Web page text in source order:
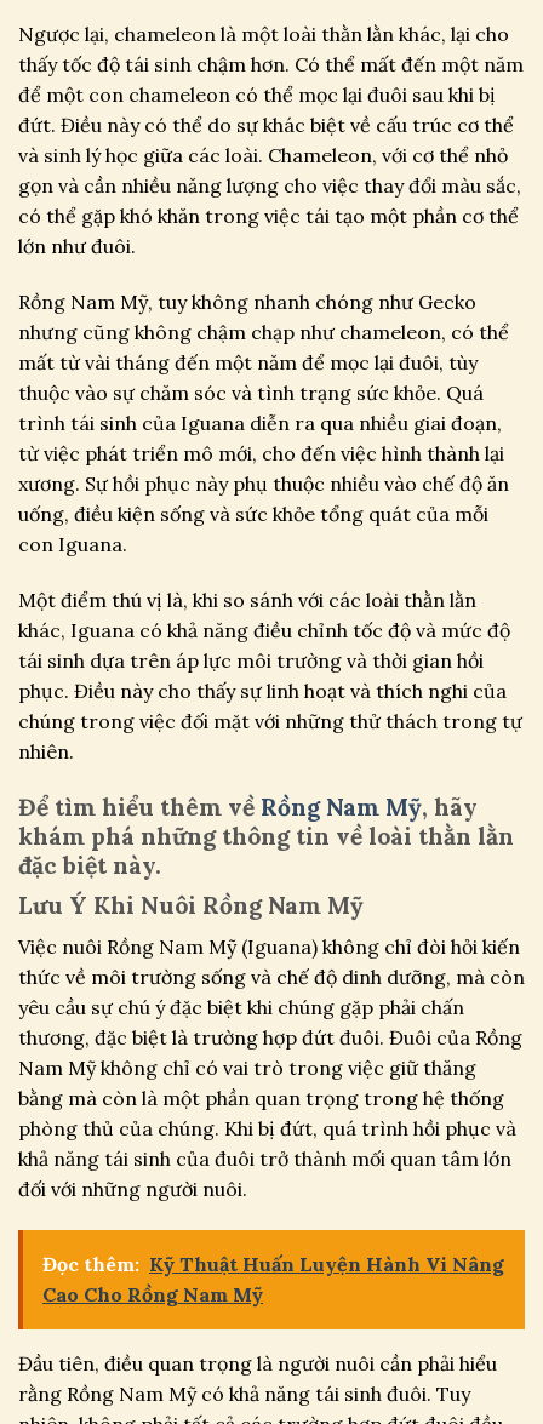
Ngược lại, chameleon là một loài thằn lằn khác, lại cho
thấy tốc độ tái sinh chậm hơn. Có thể mất đến một năm
để một con chameleon có thể mọc lại đuôi sau khi bị
đứt. Điều này có thể do sự khác biệt về cấu trúc cơ thể
và sinh lý học giữa các loài. Chameleon, với cơ thể nhỏ
gọn và cần nhiều năng lượng cho việc thay đổi màu sắc,
có thể gặp khó khăn trong việc tái tạo một phần cơ thể
lớn như đuôi.
Rồng Nam Mỹ, tuy không nhanh chóng như Gecko
nhưng cũng không chậm chạp như chameleon, có thể
mất từ vài tháng đến một năm để mọc lại đuôi, tùy
thuộc vào sự chăm sóc và tình trạng sức khỏe. Quá
trình tái sinh của Iguana diễn ra qua nhiều giai đoạn,
từ việc phát triển mô mới, cho đến việc hình thành lại
xương. Sự hồi phục này phụ thuộc nhiều vào chế độ ăn
uống, điều kiện sống và sức khỏe tổng quát của mỗi
con Iguana.
Một điểm thú vị là, khi so sánh với các loài thằn lằn
khác, Iguana có khả năng điều chỉnh tốc độ và mức độ
tái sinh dựa trên áp lực môi trường và thời gian hồi
phục. Điều này cho thấy sự linh hoạt và thích nghi của
chúng trong việc đối mặt với những thử thách trong tự
nhiên.
Để tìm hiểu thêm về Rồng Nam Mỹ, hãy
khám phá những thông tin về loài thằn lằn
đặc biệt này.
Lưu Ý Khi Nuôi Rồng Nam Mỹ
Việc nuôi Rồng Nam Mỹ (Iguana) không chỉ đòi hỏi kiến
thức về môi trường sống và chế độ dinh dưỡng, mà còn
yêu cầu sự chú ý đặc biệt khi chúng gặp phải chấn
thương, đặc biệt là trường hợp đứt đuôi. Đuôi của Rồng
Nam Mỹ không chỉ có vai trò trong việc giữ thăng
bằng mà còn là một phần quan trọng trong hệ thống
phòng thủ của chúng. Khi bị đứt, quá trình hồi phục và
khả năng tái sinh của đuôi trở thành mối quan tâm lớn
đối với những người nuôi.
Đọc thêm: Kỹ Thuật Huấn Luyện Hành Vi Nâng
Cao Cho Rồng Nam Mỹ
Đầu tiên, điều quan trọng là người nuôi cần phải hiểu
rằng Rồng Nam Mỹ có khả năng tái sinh đuôi. Tuy